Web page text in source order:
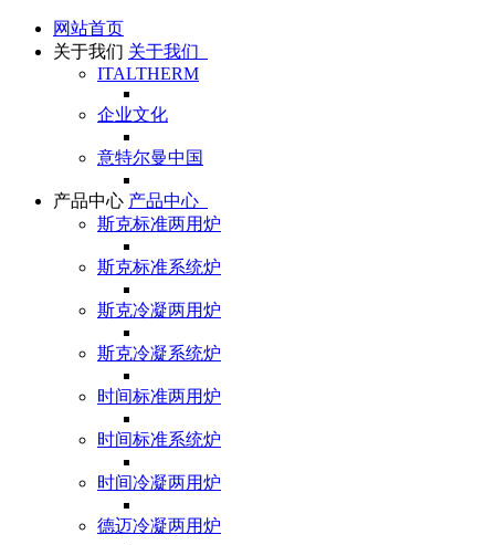
网站首页
关于我们 关于我们
ITALTHERM
企业文化
意特尔曼中国
产品中心 产品中心
斯克标准两用炉
斯克标准系统炉
斯克冷凝两用炉
斯克冷凝系统炉
时间标准两用炉
时间标准系统炉
时间冷凝两用炉
德迈冷凝两用炉